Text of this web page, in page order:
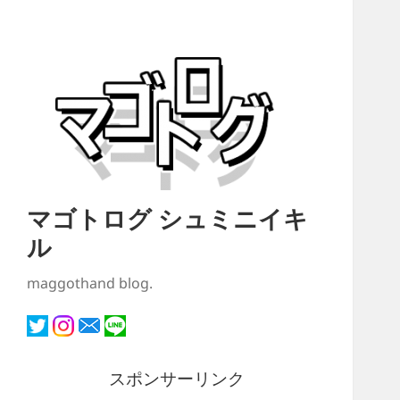
マゴトログ シュミニイキ
ル
maggothand blog.
スポンサーリンク